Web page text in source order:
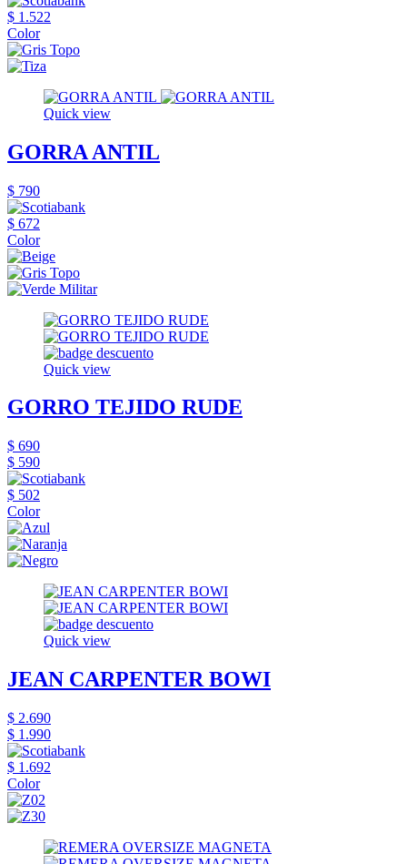
$ 1.522
Color
Quick view
GORRA ANTIL
$ 790
$ 672
Color
Quick view
GORRO TEJIDO RUDE
$ 690
$ 590
$ 502
Color
Quick view
JEAN CARPENTER BOWI
$ 2.690
$ 1.990
$ 1.692
Color